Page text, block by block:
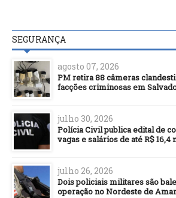
SEGURANÇA
agosto 07, 2026
PM retira 88 câmeras
facções criminosas em
julho 30, 2026
Polícia Civil publica edital de
vagas e salários de até R$ 16,4
julho 26, 2026
Dois policiais militares são
operação no Nordeste de